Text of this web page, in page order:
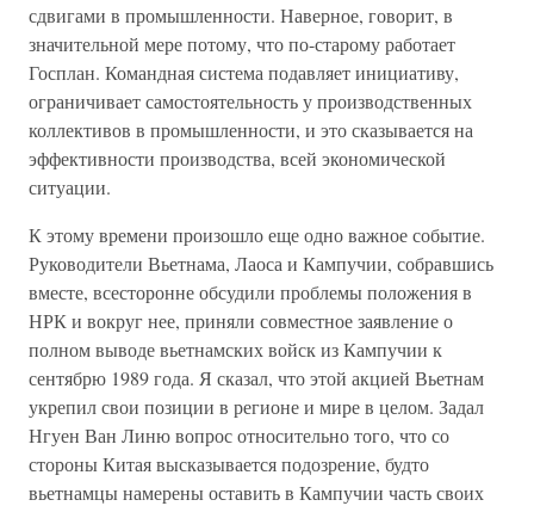
сдвигами в промышленности. Наверное, говорит, в
значительной мере потому, что по-старому работает
Госплан. Командная система подавляет инициативу,
ограничивает самостоятельность у производственных
коллективов в промышленности, и это сказывается на
эффективности производства, всей экономической
ситуации.
К этому времени произошло еще одно важное событие.
Руководители Вьетнама, Лаоса и Кампучии, собравшись
вместе, всесторонне обсудили проблемы положения в
НРК и вокруг нее, приняли совместное заявление о
полном выводе вьетнамских войск из Кампучии к
сентябрю 1989 года. Я сказал, что этой акцией Вьетнам
укрепил свои позиции в регионе и мире в целом. Задал
Нгуен Ван Линю вопрос относительно того, что со
стороны Китая высказывается подозрение, будто
вьетнамцы намерены оставить в Кампучии часть своих